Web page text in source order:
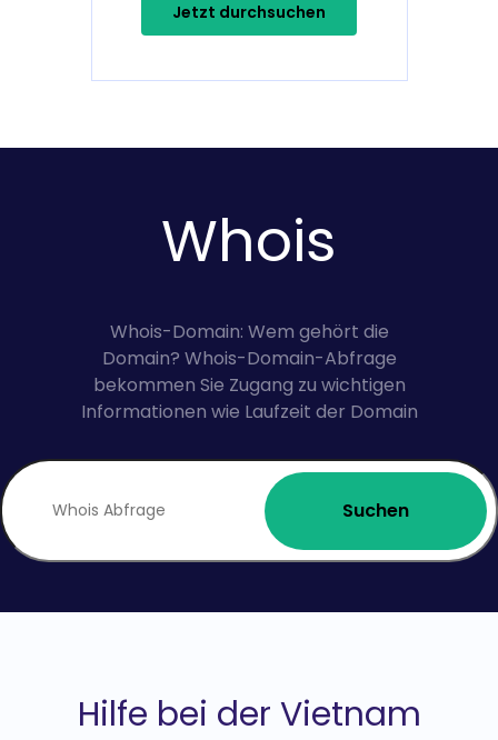
Jetzt durchsuchen
Whois
Whois-Domain: Wem gehört die
Domain? Whois-Domain-Abfrage
bekommen Sie Zugang zu wichtigen
Informationen wie Laufzeit der Domain
Suchen
Hilfe bei der Vietnam